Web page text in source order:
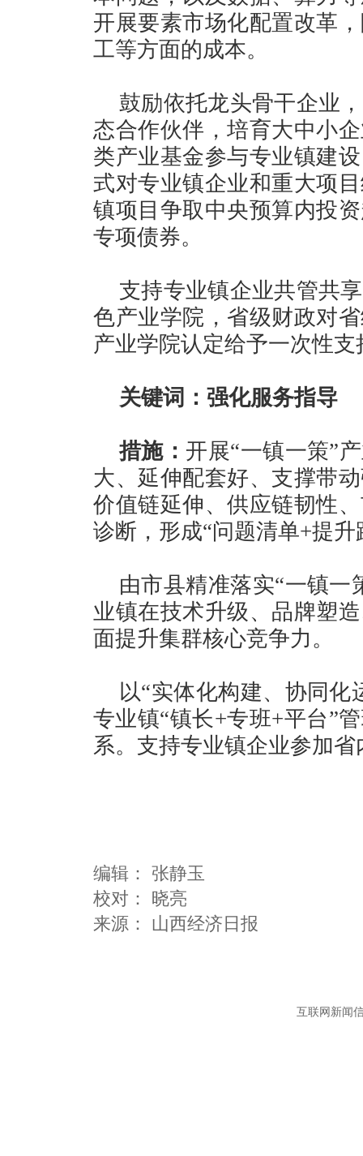
开展要素市场化配置改革
工等方面的成本。
鼓励依托龙头骨干企业
态合作伙伴，培育大中小
类产业基金参与专业镇建
式对专业镇企业和重大项
镇项目争取中央预算内投
专项债券。
支持专业镇企业共管共
色产业学院，省级财政对
产业学院认定给予一次性支
关键词：强化服务指导
措施： 开展“一镇一策”
大、延伸配套好、支撑带
价值链延伸、供应链韧性
诊断，形成“问题清单+提
由市县精准落实“一镇一
业镇在技术升级、品牌塑
面提升集群核心竞争力。
以“实体化构建、协同化
专业镇“镇长+专班+平台”
系。支持专业镇企业参加
编辑： 张静玉
校对： 晓亮
互联网新闻